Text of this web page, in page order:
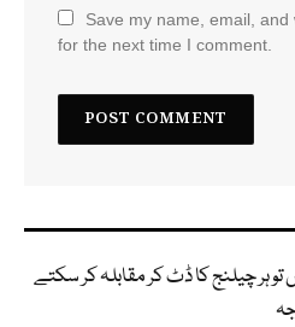
Save my name, email,
for the next time I comment.
ہر چیلنج کا ڈٹ کر مقابلہ کر سکتے